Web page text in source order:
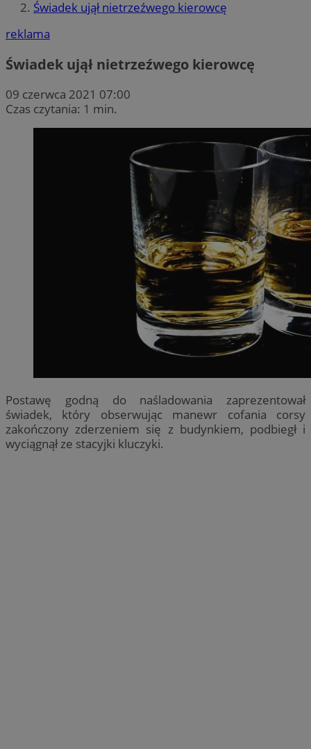
Świadek ujął nietrzeźwego kierowcę
reklama
Świadek ujął nietrzeźwego kierowcę
09 czerwca 2021 07:00
Czas czytania: 1 min.
Postawę godną do naśladowania zaprezentował
świadek, który obserwując manewr cofania corsy
zakończony zderzeniem się z budynkiem, podbiegł i
wyciągnął ze stacyjki kluczyki.